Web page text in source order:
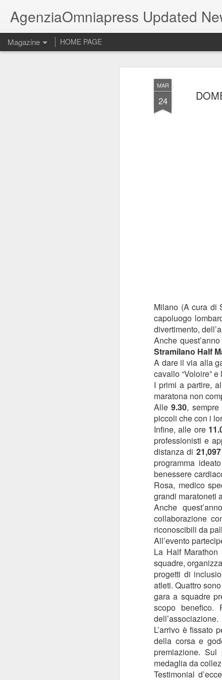
MAR
24
Milano (A cura di
capoluogo
divertimento,
Anche
Stramilano Half
A dare il via alla
cavallo “Voloire”
I primi a partire,
maratona non
Alle9.30, sempre
piccoli che con i
Infine, alle ore
professionisti e
distanza di
programma
benessere
Rosa, medico
grandi maratoneti
Anche
collaborazione
riconoscibili da
All’evento
La Half
squadre,
progetti di
atleti. Quattro
gara a squadre
scopo benefico.
dell’associazione.
L’arrivo è fissato
della corsa e
premiazione.
medaglia da
Testimonial
AgenziaOmniapress Updated
Magazine HOME PAGE
ANISAP Lombardia:
Pietro Potestio
Confermato
Presidente. I Privati
Accreditati al SSN
Rappresentano il 40%
del Servizio Sanitario
Lombardo
Monza - Pietro Potestio è stato
confermato Presidente di ANISAP
Lombardia, Associazione
Regionale delle Istituzioni
Sanitarie Ambulatoriali Private e
accreditate al SSN.
Potestio, 52 anni, è Fondatore e
Amministratore dal 2002 dello
Studio Radiologico “Città di
Parabiago”, in provincia di Milano.